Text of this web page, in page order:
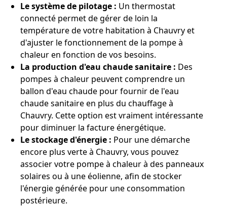
Le système de pilotage : Un thermostat
connecté permet de gérer de loin la
température de votre habitation à Chauvry et
d'ajuster le fonctionnement de la pompe à
chaleur en fonction de vos besoins.
La production d'eau chaude sanitaire : Des
pompes à chaleur peuvent comprendre un
ballon d'eau chaude pour fournir de l'eau
chaude sanitaire en plus du chauffage à
Chauvry. Cette option est vraiment intéressante
pour diminuer la facture énergétique.
Le stockage d'énergie : Pour une démarche
encore plus verte à Chauvry, vous pouvez
associer votre pompe à chaleur à des panneaux
solaires ou à une éolienne, afin de stocker
l'énergie générée pour une consommation
postérieure.